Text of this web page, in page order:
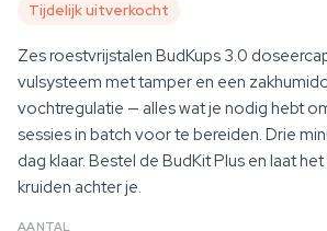
Tijdelijk uitverkocht
Zes roestvrijstalen BudKups 3.0
vulsysteem met tamper en een
vochtregulatie — alles wat je nodig hebt
sessies in batch voor te bereiden. Drie
dag klaar. Bestel de BudKit Plus en laat
kruiden achter je.
AANTAL